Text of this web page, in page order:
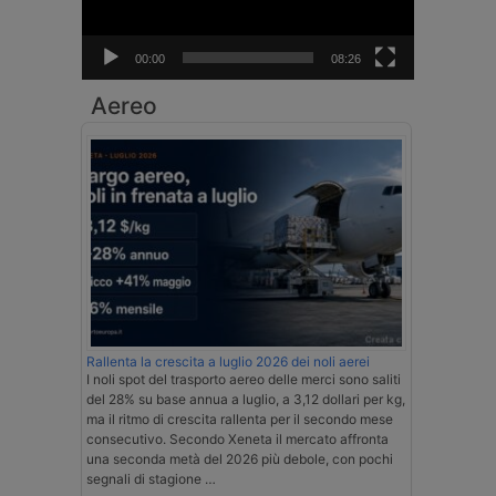
00:00 08:26
Aereo
Rallenta la crescita a luglio 2026 dei noli aerei
I noli spot del trasporto aereo delle merci sono saliti
del 28% su base annua a luglio, a 3,12 dollari per kg,
ma il ritmo di crescita rallenta per il secondo mese
consecutivo. Secondo Xeneta il mercato affronta
una seconda metà del 2026 più debole, con pochi
segnali di stagione …